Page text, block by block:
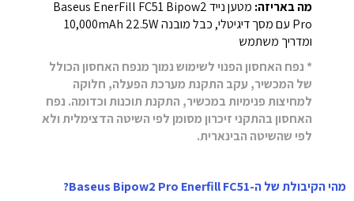
מה באריזה:
מטען נייד Baseus EnerFill FC51 Bipow2
Pro עם מסך דיגיטלי, כבל מובנה ‎10,000mAh 22.5W‎
ומדריך משתמש
* נפח האחסון הפנוי לשימוש נמוך מנפח האחסון הכולל
של המכשיר, עקב התקנת מערכת הפעלה, חלוקה
למחיצות פנימיות במכשיר, התקנת תוכנות וכדומה. נפח
האחסון בהתקני זיכרון מסומן לפי השיטה הדצימלית ולא
לפי שהשיטה הבינארית.
מהי הקיבולת של ה-Baseus Bipow2 Pro Enerfill FC51?